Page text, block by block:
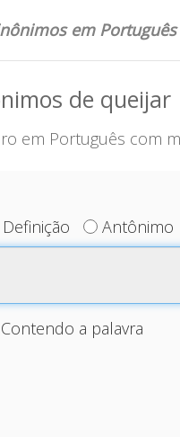
em Português
de queijar
em Português com
Definição Antônimo
Contendo a palavra